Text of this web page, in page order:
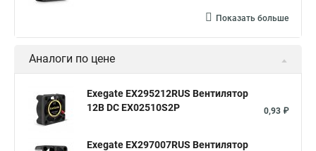
Показать больше
Аналоги по цене
Exegate EX295212RUS Вентилятор
12В DC EX02510S2P
0,93 ₽
Exegate EX297007RUS Вентилятор